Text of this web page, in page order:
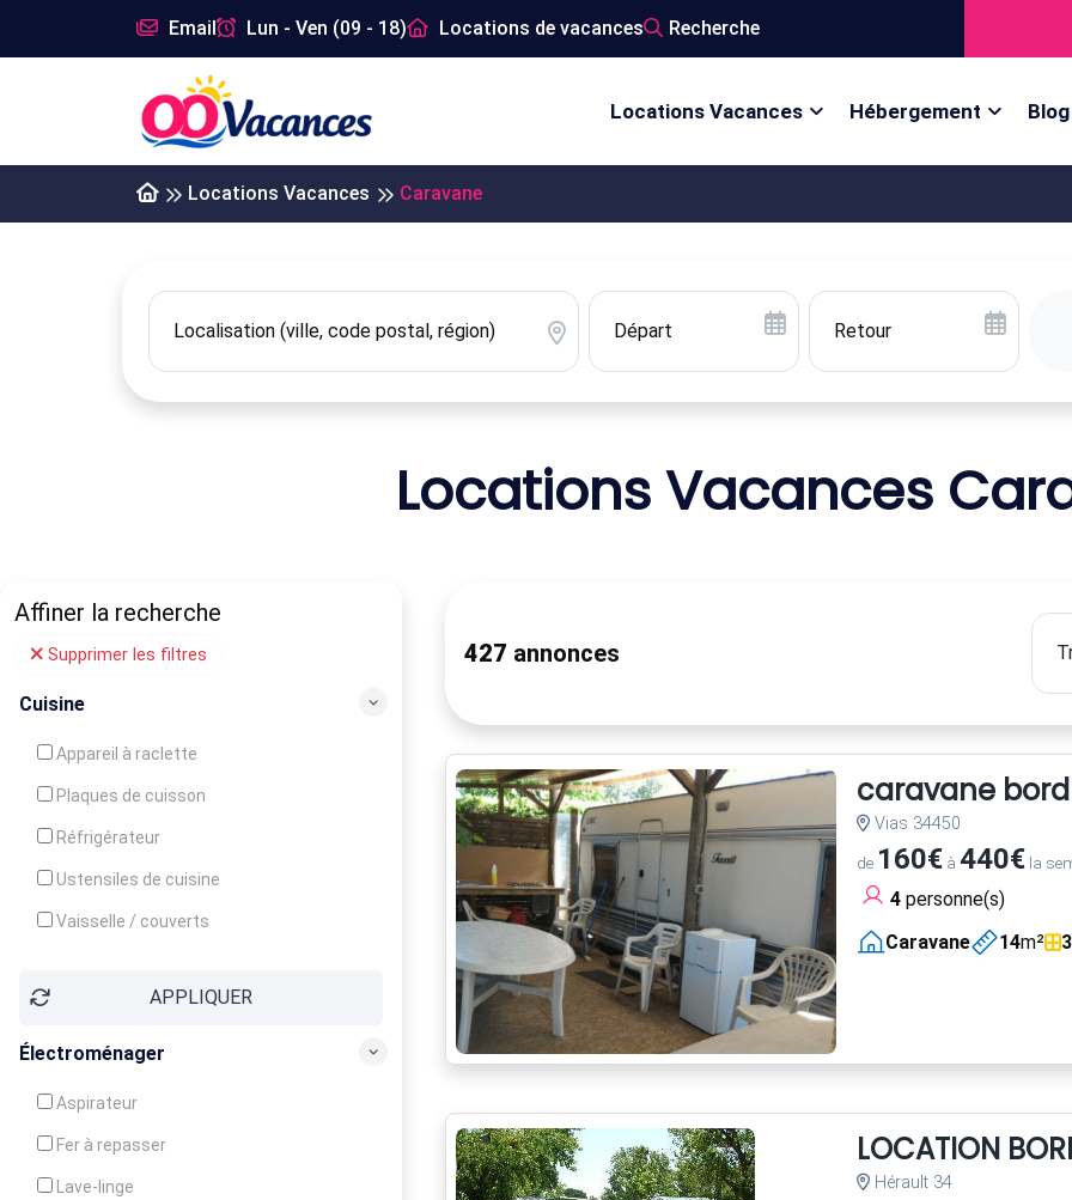
Email Lun - Ven (09 - 18) Locations de vacances Recherche
Locations Vacances Hébergement Blog
Locations Vacances Caravane
Locations Vacances
Affiner la recherche
Supprimer les filtres
Cuisine
Appareil à raclette
Plaques de cuisson
Réfrigérateur
Ustensiles de cuisine
Vaisselle / couverts
Congélateur
APPLIQUER
Électroménager
Aspirateur
Fer à repasser
Lave-linge
427 annonces
caravane
Vias 34450
de 160€à 440€la
4personne(s)
Caravane
14m² 3
LOCATION
Hérault 34